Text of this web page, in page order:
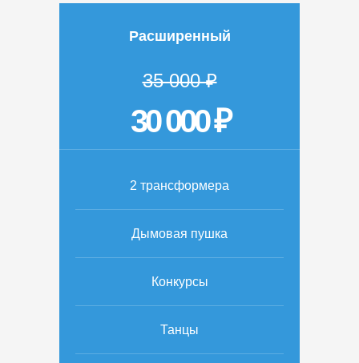
Расширенный
35 000 ₽
30 000 ₽
2 трансформера
Дымовая пушка
Конкурсы
Танцы